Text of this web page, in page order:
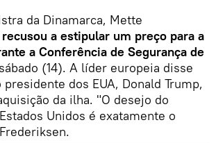
da Dinamarca, Mette
a estipular um preço para a
a Conferência de Segurança de
(14). A líder europeia disse
dos EUA, Donald Trump,
da ilha. "O desejo do
Unidos é exatamente o